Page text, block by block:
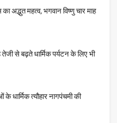
अद्भुत महत्व, भगवान विष्णु चार माह
तेजी से बढ़ते धार्मिक पर्यटन के लिए भी
धार्मिक त्यौहार नागपंचमी की